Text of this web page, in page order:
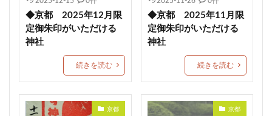
蛇窪神社(天祖神社) 重蔵神社 伊太祁曽神社
小御門神社 成田豊住熊野神社
日出若宮八幡宮 年越限定御朱印
猫の日限定御朱印 子授 玉作湯神社
茨城縣護国神社 別所琴平神社 美幌神社 伊豆
厚真神社 穂高神社 神炊館神社 スイーツ
一山神社 小坂熊野神社 都波岐奈加等神社
◆京都 2025年12月限
定御朱印がいただける
神社
続きを読む
◆京都 2025年11月限
定御朱印がいただける
神社
続きを読む
京都 京都